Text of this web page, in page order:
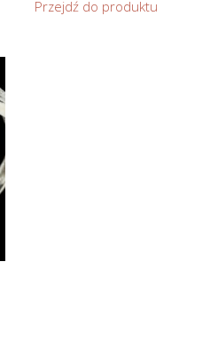
Przejdź do produktu